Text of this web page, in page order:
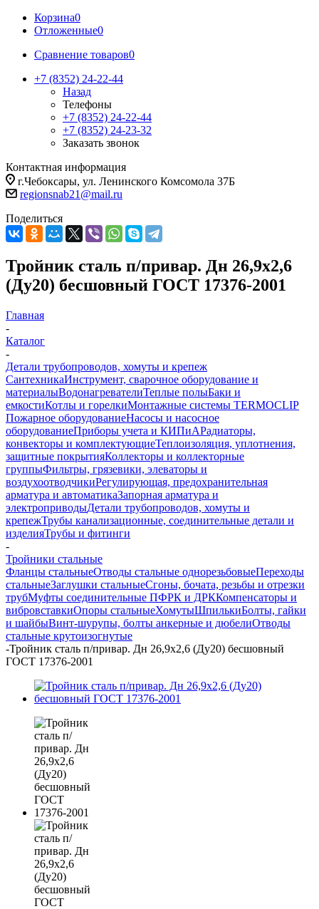
Корзина0
Отложенные0
Сравнение товаров0
+7 (8352) 24-22-44
Назад
Телефоны
+7 (8352) 24-22-44
+7 (8352) 24-23-32
Заказать звонок
Контактная информация
г.Чебоксары, ул. Ленинского Комсомола 37Б
regionsnab21@mail.ru
Поделиться
Тройник сталь п/привар. Дн 26,9х2,6
(Ду20) бесшовный ГОСТ 17376-2001
Главная
-
Каталог
-
Детали трубопроводов, хомуты и крепеж
СантехникаИнструмент, сварочное оборудование и
материалыВодонагревателиТеплые полыБаки и
емкостиКотлы и горелкиМонтажные системы TERMOCLIP
Пожарное оборудованиеНасосы и насосное
оборудованиеПриборы учета и КИПиАРадиаторы,
конвекторы и комплектующиеТеплоизоляция, уплотнения,
защитные покрытияКоллекторы и коллекторные
группыФильтры, грязевики, элеваторы и
воздухоотводчикиРегулирующая, предохранительная
арматура и автоматикаЗапорная арматура и
электроприводыДетали трубопроводов, хомуты и
крепежТрубы канализационные, соединительные детали и
изделияТрубы и фитинги
-
Тройники стальные
Фланцы стальныеОтводы стальные однорезьбовыеПереходы
стальныеЗаглушки стальныеСгоны, бочата, резьбы и отрезки
трубМуфты соединительные ПФРК и ДРККомпенсаторы и
вибровставкиОпоры стальныеХомутыШпилькиБолты, гайки
и шайбыВинт-шурупы, болты анкерные и дюбелиОтводы
стальные крутоизогнутые
-Тройник сталь п/привар. Дн 26,9х2,6 (Ду20) бесшовный
ГОСТ 17376-2001